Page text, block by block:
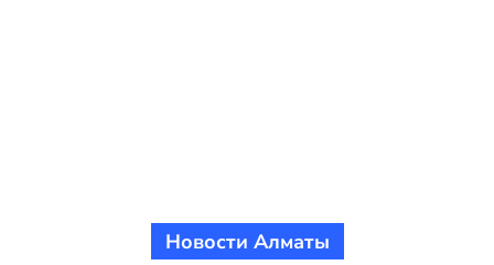
Новости Алматы